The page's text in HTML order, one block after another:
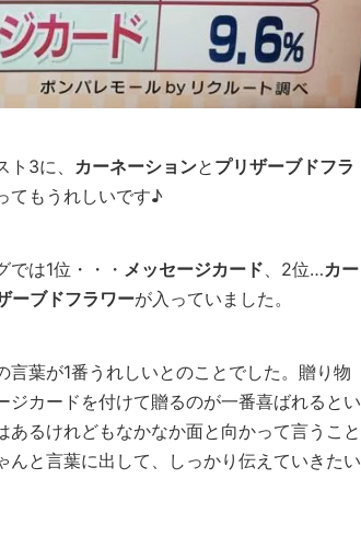
ト3に、 カーネーションと プリザーブドフラ
てもうれしいです♪
では1位・・・ メッセージカード、2位…カー
ーブドフラワーが入っていました。
葉が1番うれしいとのことでした。贈り物
カードを付けて贈るのが一番喜ばれるとい
るけれどもなかなか面と向かって言うこと
んと言葉に出して、しっかり伝えていきたい